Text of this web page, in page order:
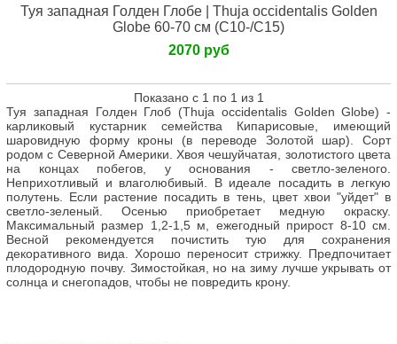
Туя западная Голден Глобе | Thuja occidentalis Golden
Globe 60-70 см (С10-/С15)
2070 руб
Показано с 1 по 1 из 1
Туя западная Голден Глоб (Thuja occidentalis Golden Globe) -
карликовый кустарник семейства Кипарисовые, имеющий
шаровидную форму кроны (в переводе Золотой шар). Сорт
родом с Северной Америки. Хвоя чешуйчатая, золотистого цвета
на концах побегов, у основания - светло-зеленого.
Неприхотливый и влаголюбивый. В идеале посадить в легкую
полутень. Если растение посадить в тень, цвет хвои "уйдет" в
светло-зеленый. Осенью приобретает медную окраску.
Максимальный размер 1,2-1,5 м, ежегодный прирост 8-10 см.
Весной рекомендуется почистить тую для сохранения
декоративного вида. Хорошо переносит стрижку. Предпочитает
плодородную почву. Зимостойкая, но на зиму лучше укрывать от
солнца и снегопадов, чтобы не повредить крону.